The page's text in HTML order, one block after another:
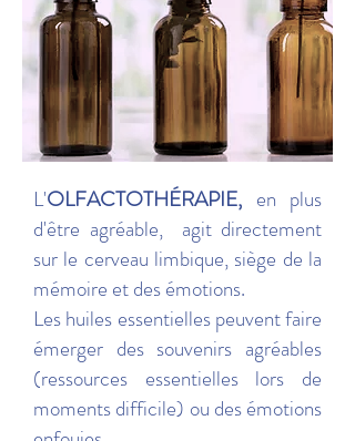
L'OLFACTOTHÉRAPIE, en plus
d'être agréable,
agit directement
sur le cerveau limbique, siège de la
mémoire et des émotions.
Les huiles essentielles peuvent faire
émerger des souvenirs agréables
(ressources essentielles lors de
moments difficile) ou des émotions